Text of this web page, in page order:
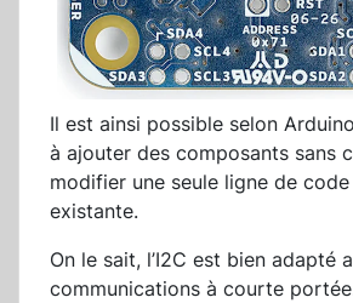
Il est ainsi possible selon
à ajouter des composants sans
modifier une seule ligne de
existante.
On le sait, l’I2C est bien adapté
communications à courte